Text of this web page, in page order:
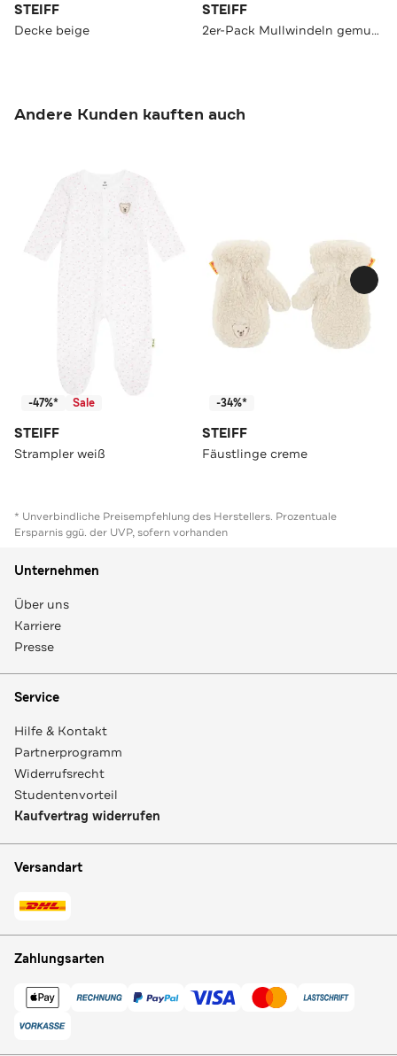
STEIFF
Decke beige
STEIFF
2er-Pack Mullwindeln gemustert
Andere Kunden kauften auch
-47%* Sale
STEIFF
Strampler weiß
-34%*
STEIFF
Fäustlinge creme
* Unverbindliche Preisempfehlung des Herstellers. Prozentuale
Ersparnis ggü. der UVP, sofern vorhanden
Unternehmen
Über uns
Karriere
Presse
Service
Hilfe & Kontakt
Partnerprogramm
Widerrufsrecht
Studentenvorteil
Kaufvertrag widerrufen
Versandart
Zahlungsarten